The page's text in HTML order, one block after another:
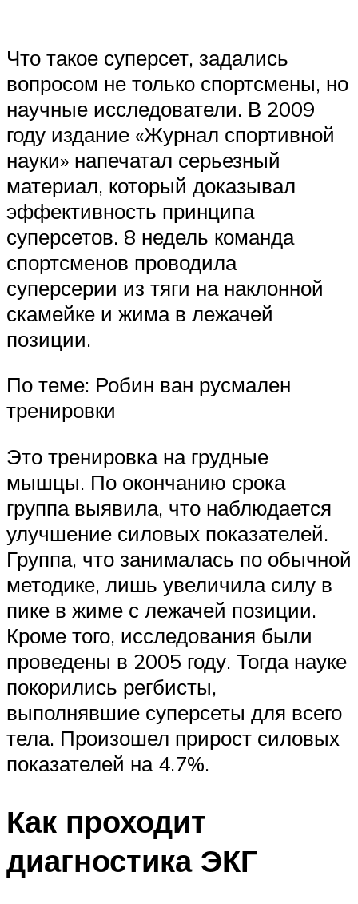
Что такое суперсет, задались
вопросом не только спортсмены, но
научные исследователи. В 2009
году издание «Журнал спортивной
науки» напечатал серьезный
материал, который доказывал
эффективность принципа
суперсетов. 8 недель команда
спортсменов проводила
суперсерии из тяги на наклонной
скамейке и жима в лежачей
позиции.
По теме: Робин ван русмален
тренировки
Это тренировка на грудные
мышцы. По окончанию срока
группа выявила, что наблюдается
улучшение силовых показателей.
Группа, что занималась по обычной
методике, лишь увеличила силу в
пике в жиме с лежачей позиции.
Кроме того, исследования были
проведены в 2005 году. Тогда науке
покорились регбисты,
выполнявшие суперсеты для всего
тела. Произошел прирост силовых
показателей на 4.7%.
Как проходит
диагностика ЭКГ